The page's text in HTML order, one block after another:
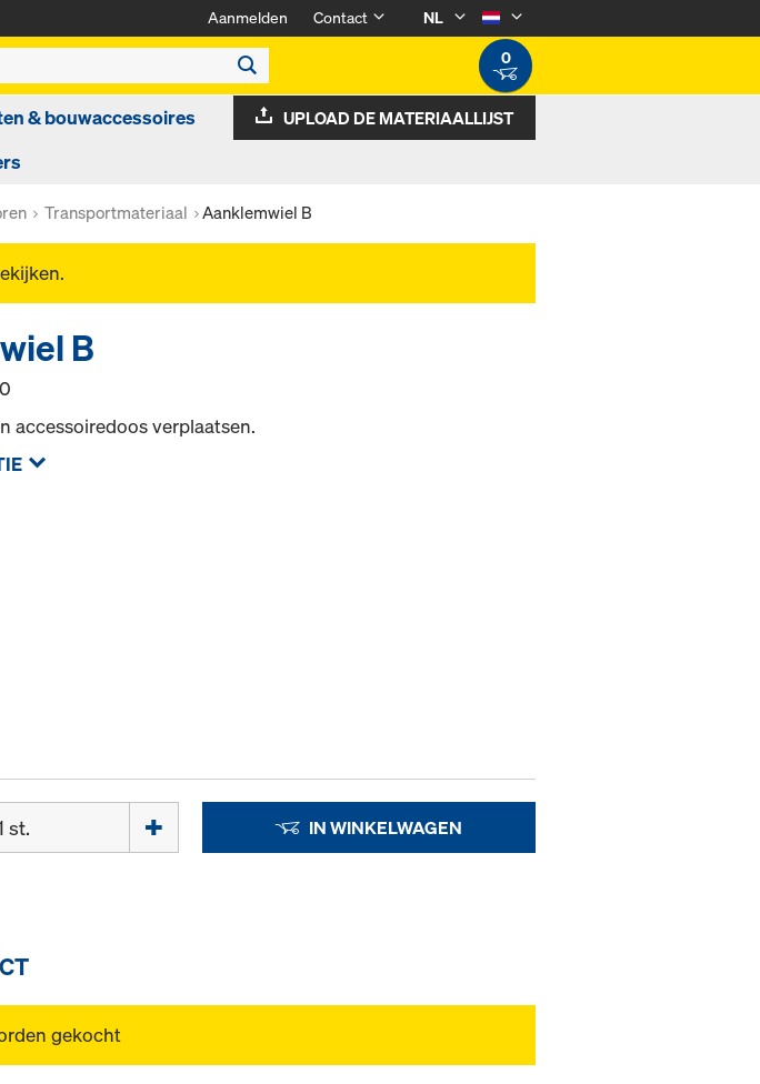
Aanmelden Contact
NL
0
& bouwaccessoires
UPLOAD DE MATERIAALLIJST
Transportmateriaal Aanklemwiel B
B
accessoiredoos verplaatsen.
IN WINKELWAGEN
gekocht